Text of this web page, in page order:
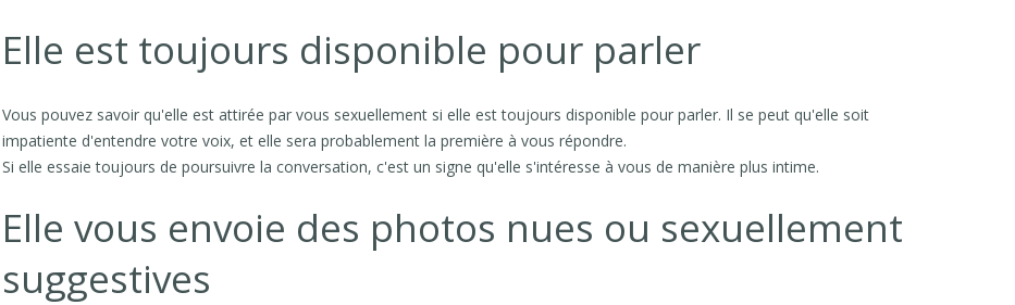
Elle est toujours disponible pour parler
Vous pouvez savoir qu'elle est attirée par vous sexuellement si elle est toujours disponible pour parler. Il se peut qu'elle soit
impatiente d'entendre votre voix, et elle sera probablement la première à vous répondre.
Si elle essaie toujours de poursuivre la conversation, c'est un signe qu'elle s'intéresse à vous de manière plus intime.
Elle vous envoie des photos nues ou sexuellement
suggestives